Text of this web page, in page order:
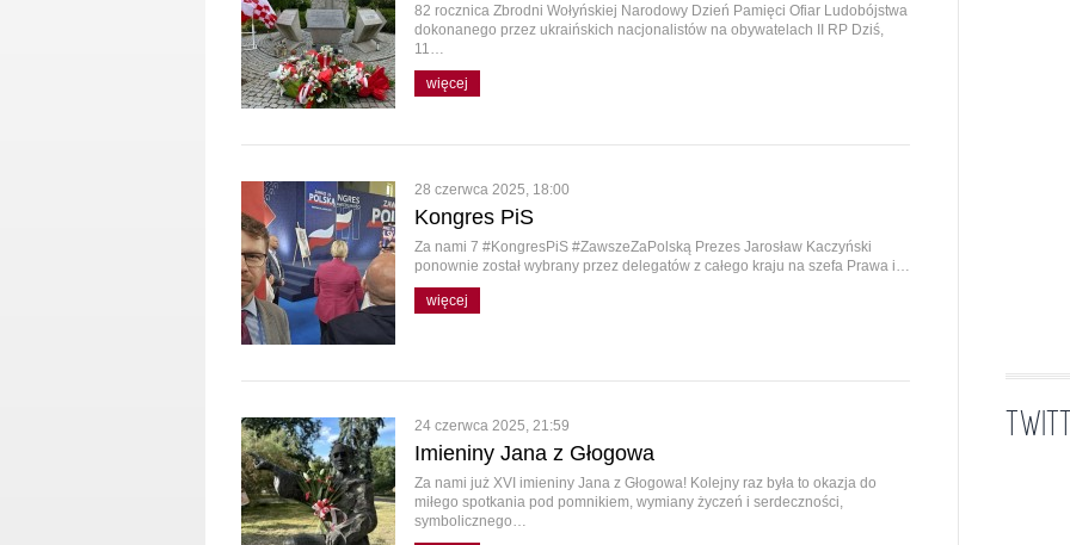
82 rocznica Zbrodni Wołyńskiej Narodowy Dzień Pamięci Ofiar Ludobójstwa
dokonanego przez ukraińskich nacjonalistów na obywatelach II RP Dziś,
11…
więcej
28 czerwca 2025, 18:00
Kongres PiS
Za nami 7 #KongresPiS #ZawszeZaPolską Prezes Jarosław Kaczyński
ponownie został wybrany przez delegatów z całego kraju na szefa Prawa i…
więcej
24 czerwca 2025, 21:59
Imieniny Jana z Głogowa
Za nami już XVI imieniny Jana z Głogowa! Kolejny raz była to okazja do
miłego spotkania pod pomnikiem, wymiany życzeń i serdeczności,
symbolicznego…